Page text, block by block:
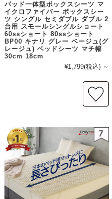
パッド一体型ボックスシーツ マ
イクロファイバー ボックスシー
ツ シングル セミダブル ダブル 2
台用 スモールシングルショート
60ssショート 80ssショート
BP00 キナリ グレー ベージュ(グ
レージュ) ベッドシーツ マチ幅
30cm 18cm
¥1,799(税込) ～